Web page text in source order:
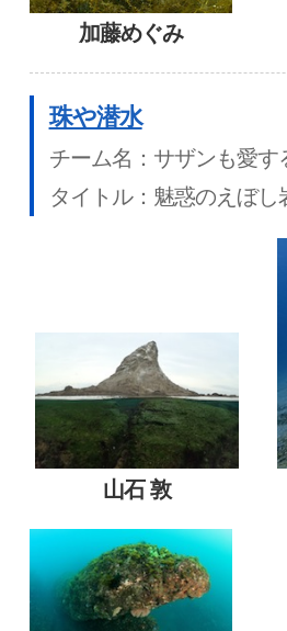
加藤めぐみ
珠や潜水
チーム名：サザンも愛
タイトル：魅惑のえぼし
山石 敦